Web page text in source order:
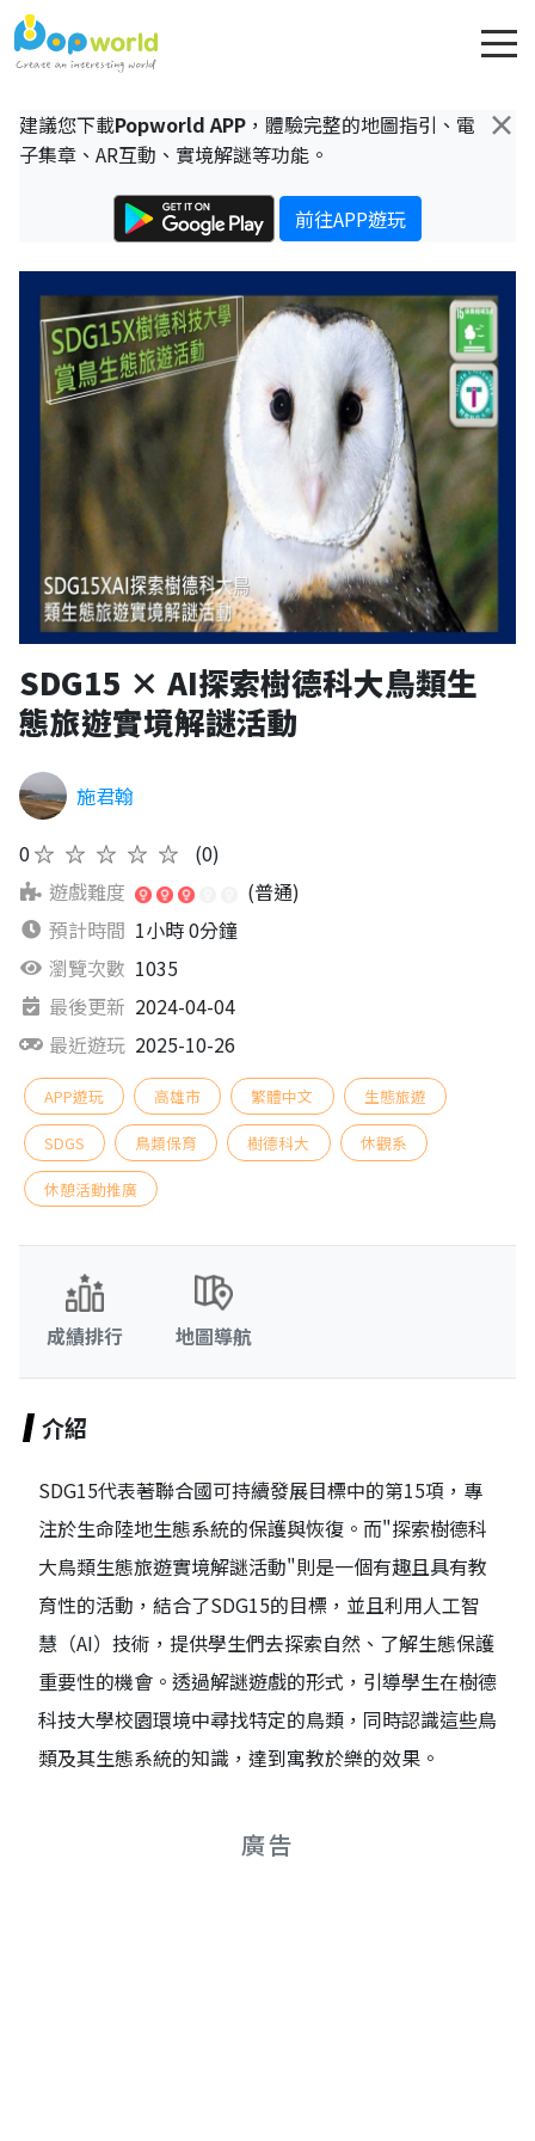
×
建議您下載Popworld APP ，體驗完整的地圖指引、電
子集章、AR互動、實境解謎等功能。
前往APP遊玩
SDG15 × AI探索樹德科大鳥類生
態旅遊實境解謎活動
施君翰
0★★★★★
(0)
遊戲難度
(普通)
預計時間 1小時 0分鐘
瀏覽次數 1035
最後更新 2024-04-04
最近遊玩 2025-10-26
APP遊玩 高雄市 繁體中文 生態旅遊
SDGS 鳥類保育 樹德科大 休觀系
休憩活動推廣
成績排行 地圖導航
介紹
SDG15代表著聯合國可持續發展目標中的第15項，專
注於生命陸地生態系統的保護與恢復。而"探索樹德科
大鳥類生態旅遊實境解謎活動"則是一個有趣且具有教
育性的活動，結合了SDG15的目標，並且利用人工智
慧（AI）技術，提供學生們去探索自然、了解生態保護
重要性的機會。透過解謎遊戲的形式，引導學生在樹德
科技大學校園環境中尋找特定的鳥類，同時認識這些鳥
類及其生態系統的知識，達到寓教於樂的效果。
廣告